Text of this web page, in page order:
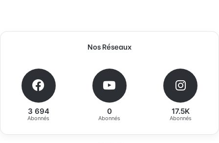
Nos Réseaux
3 694
Abonnés
0
Abonnés
17.5K
Abonnés